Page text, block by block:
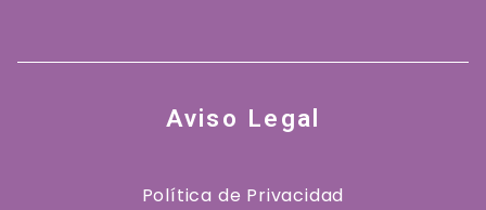
Aviso Legal
Política de Privacidad